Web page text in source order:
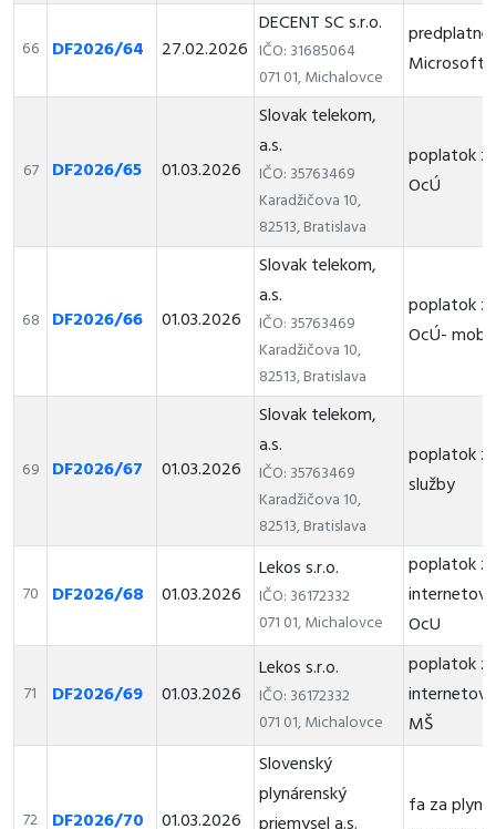
66 DF2026/64 27.02.2026
DECENT SC s.r.o.
IČO: 31685064
071 01, Michalovce
predplatné
Microsoft
67 DF2026/65 01.03.2026
Slovak telekom,
a.s.
IČO: 35763469
Karadžičova 10,
82513, Bratislava
poplatok
OcÚ
68 DF2026/66 01.03.2026
Slovak telekom,
a.s.
IČO: 35763469
Karadžičova 10,
82513, Bratislava
poplatok
OcÚ- mobil
69 DF2026/67 01.03.2026
Slovak telekom,
a.s.
IČO: 35763469
Karadžičova 10,
82513, Bratislava
poplatok
služby
70 DF2026/68 01.03.2026
Lekos s.r.o.
IČO: 36172332
071 01, Michalovce
poplatok
OcU
71 DF2026/69 01.03.2026
Lekos s.r.o.
IČO: 36172332
071 01, Michalovce
poplatok
MŠ
72 DF2026/70 01.03.2026
Slovenský
plynárenský
fa za plyn